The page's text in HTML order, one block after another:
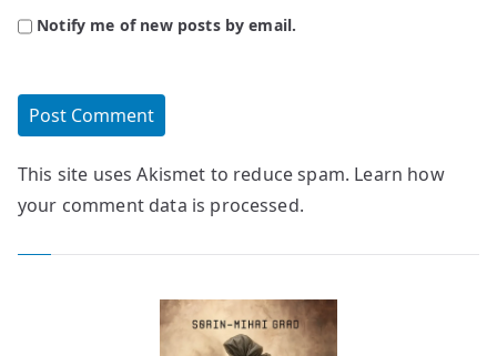
Notify me of new posts by email.
This site uses Akismet to reduce spam. Learn how
your comment data is processed.